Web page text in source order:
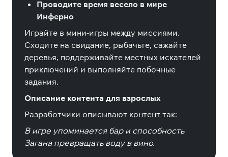
Проводите время весело в мире
Инферно
Играйте в мини-игры между миссиями.
Сходите на свидание, рыбачьте, сажайте
деревья, поддерживайте местных искателей
приключений и выполняйте побочные
задания.
Описание контента для взрослых
Разработчики описывают контент так:
В игре упоминается бар и способность
Загана превращать воду в вино.